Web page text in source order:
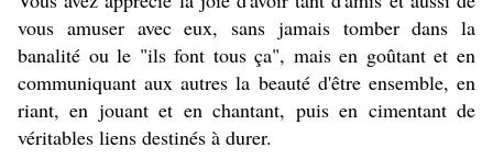
vous amuser avec eux, sans jamais tomber dans la
banalité ou le "ils font tous ça", mais en goûtant et en
communiquant aux autres la beauté d'être ensemble, en
riant, en jouant et en chantant, puis en cimentant de
véritables liens destinés à durer.